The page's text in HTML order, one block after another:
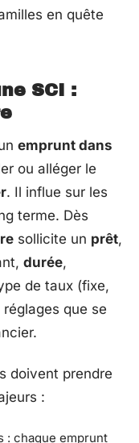
en quête
SCI :
emprunt dans
ou alléger le
. Il influe sur les
terme. Dès
sollicite un prêt,
durée,
de taux (fixe,
que se
doivent prendre
:
: chaque emprunt